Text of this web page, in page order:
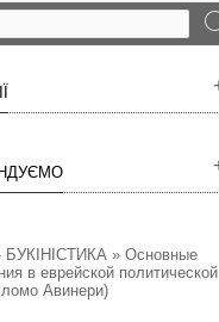
БУКІНІСТИКА » Основные
в еврейской политической
Авинери)